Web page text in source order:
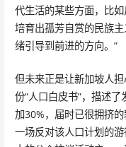
代生活的某些方面，比
培育出孤芳自赏的民族
绪引导到前进的方向。”
但未来正是让新加坡人
份“人口白皮书”，描述
加30%，届时已很拥挤
一场反对该人口计划的